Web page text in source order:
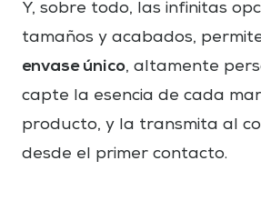
Y, sobre todo, las infinitas
tamaños y acabados,
envase único, altamente
capte la esencia de cada
producto, y la transmita al
desde el primer contacto.